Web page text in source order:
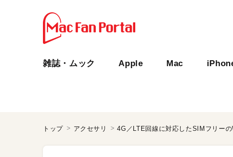
雑誌・ムック Apple Mac
トップ アクセサリ 4G／LTE回線に対応したSIMフリー